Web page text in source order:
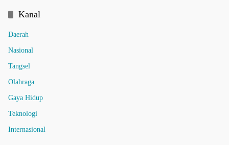
Kanal
Daerah
Nasional
Tangsel
Olahraga
Gaya Hidup
Teknologi
Internasional